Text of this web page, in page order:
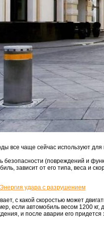
все чаще сейчас используют
безопасности (повреждений и
зависит от его типа, веса и
Энергия удара с разрушением
с какой скоростью может
если автомобиль весом 1200 кг,
и после аварии его